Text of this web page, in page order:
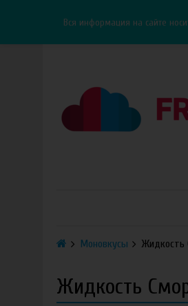
Вся информация на сайте
Моновкусы Жидкость
Жидкость